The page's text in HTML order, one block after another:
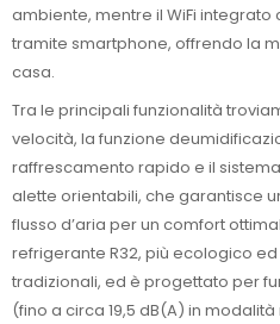
ambiente, mentre il WiFi
tramite smartphone, offrendo la
casa.
Tra le principali funzionalità
velocità, la funzione
raffrescamento rapido e il
alette orientabili, che garantisce
flusso d’aria per un comfort
refrigerante R32, più ecologico
tradizionali, ed è progettato per
(fino a circa 19,5 dB(A) in